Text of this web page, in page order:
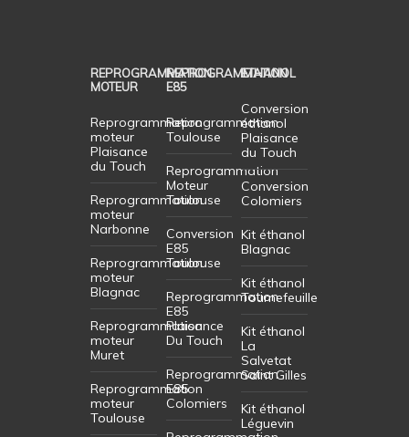
REPROGRAMMATION
MOTEUR
Reprogrammation
moteur
Plaisance
du Touch
Reprogrammation
moteur
Narbonne
Reprogrammation
moteur
Blagnac
Reprogrammation
moteur
Muret
Reprogrammation
moteur
Toulouse
REPROGRAMMATION
E85
Reprogrammation
Toulouse
Reprogrammation
Moteur
Toulouse
Conversion
E85
Toulouse
Reprogrammation
E85
Plaisance
Du Touch
Reprogrammation
E85
Colomiers
ETHANOL
Conversion
éthanol
Plaisance
du Touch
Conversion
Colomiers
Kit éthanol
Blagnac
Kit éthanol
Tournefeuille
Kit éthanol
La
Salvetat
Saint Gilles
Kit éthanol
Léguevin